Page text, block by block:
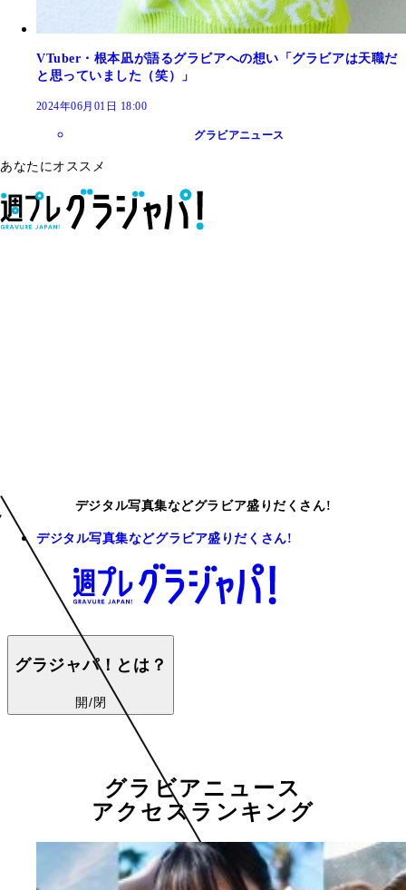
VTuber・根本凪が語るグラビアへの想い「グラビアは天職だ
と思っていました（笑）」
2024年06月01日 18:00
グラビアニュース
あなたにオススメ
デジタル写真集などグラビア盛りだくさん!
デジタル写真集などグラビア盛りだくさん!
グラジャパ！とは？
開/閉
グラビアニュース
アクセスランキング